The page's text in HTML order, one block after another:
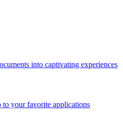
into captivating experiences
to your favorite applications